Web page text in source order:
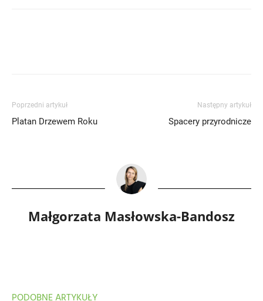
Poprzedni artykuł
Platan Drzewem Roku
Następny artykuł
Spacery przyrodnicze
Małgorzata Masłowska-Bandosz